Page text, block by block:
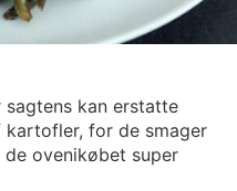
kan erstatte
for de smager
ovenikøbet super